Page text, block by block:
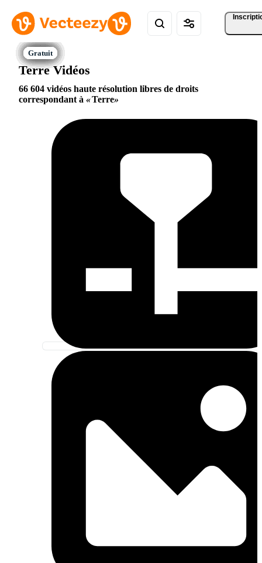
Terre Vidéos
66 604 vidéos haute résolution libres de droits
correspondant à
Terre